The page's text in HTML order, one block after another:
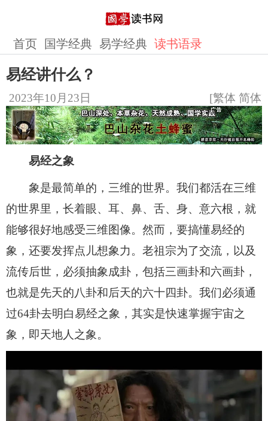
首页 国学经典 易学经典 读书语录
易经讲什么？
2023年10月23日 [繁体 简体
易经之象
象是最简单的，三维的世界。我们都活在三维
的世界里，长着眼、耳、鼻、舌、身、意六根，就
能够很好地感受三维图像。然而，要搞懂易经的
象，还要发挥点儿想象力。老祖宗为了交流，以及
流传后世，必须抽象成卦，包括三画卦和六画卦，
也就是先天的八卦和后天的六十四卦。我们必须通
过64卦去明白易经之象，其实是快速掌握宇宙之
象，即天地人之象。